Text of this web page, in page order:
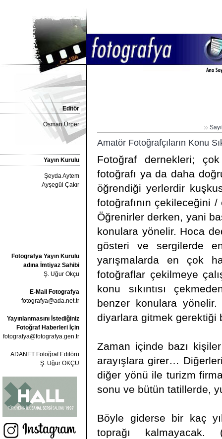
Editör
Osman Ürper
Yayın Kurulu
Şeyda Aytem
Ayşegül Çakır
Fotografya Yayın Kurulu
adına İmtiyaz Sahibi
Ş. Uğur Okçu
E-Mail Fotografya
fotografya@ada.net.tr
Yayınlanmasını İstediğiniz
Fotoğraf Haberleri İçin
fotografya@fotografya.gen.tr
ADANET Fotoğraf Editörü
Ş. Uğur OKÇU
Amatör Fotoğrafçıların Konu
Fotoğraf dernekleri; çok
fotoğrafı ya da daha
öğrendiği yerlerdir
fotoğrafının çekileceğini
Öğrenirler derken, yani
konulara yönelir. Hoca
gösteri ve sergilerde
yarışmalarda en çok
fotoğraflar çekilmeye
konu sıkıntısı
benzer konulara
diyarlara gitmek gerektiği
Zaman içinde bazı
arayışlara girer…
diğer yönü ile turizm
sonu ve bütün tatillerde,
Böyle giderse bir kaç
toprağı